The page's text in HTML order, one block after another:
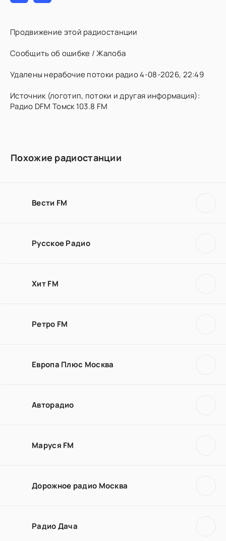
Продвижение этой радиостанции
Сообщить об ошибке / Жалоба
Удалены нерабочие потоки радио 4-08-2026, 22:49
Источник (логотип, потоки и другая информация):
Радио DFM Томск 103.8 FM
Похожие радиостанции
Вести FM
Русское Радио
Хит FM
Ретро FM
Европа Плюс Москва
Авторадио
Маруся FM
Дорожное радио Москва
Радио Дача